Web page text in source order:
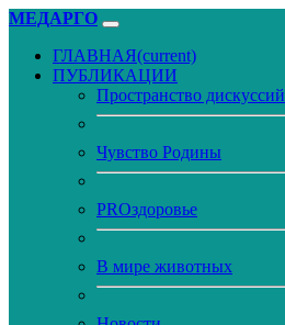
МЕДАРГО
ГЛАВНАЯ(current)
ПУБЛИКАЦИИ
Пространство дискуссий
Чувство Родины
PROздоровье
В мире животных